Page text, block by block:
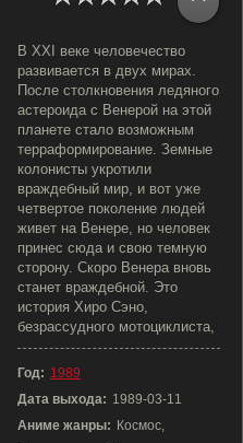
В XXI веке человечество
развивается в двух мирах.
После столкновения ледяного
астероида с Венерой на этой
планете стало возможным
терраформирование. Земные
колонисты укротили
враждебный мир, и вот уже
четвертое поколение людей
живет на Венере, но человек
принес сюда и свою темную
сторону. Скоро Венера вновь
станет враждебной. Это
история Хиро Сэно,
безрассудного мотоциклиста,
Год: 1989
Дата выхода: 1989-03-11
Аниме жанры: Космос,